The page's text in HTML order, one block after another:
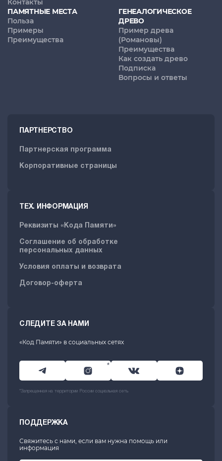
Контакты
ПАМЯТНЫЕ МЕСТА
Польза
Примеры
Преимущества
ГЕНЕАЛОГИЧЕСКОЕ
ДРЕВО
Пример древа
(Романовы)
Преимущества
Как создать древо
Подписка
Вопросы и ответы
ПАРТНЕРСТВО
Партнерская программа
Корпоративные страницы
ТЕХ. ИНФОРМАЦИЯ
Реквизиты «Кода Памяти»
Соглашение об обработке
персональных данных
Условия оплаты и возврата
Договор-оферта
СЛЕДИТЕ ЗА НАМИ
«Код Памяти» в социальных сетях
*
*Запрещенная на территории России социальная сеть
ПОДДЕРЖКА
Свяжитесь с нами, если вам нужна помощь или
информация